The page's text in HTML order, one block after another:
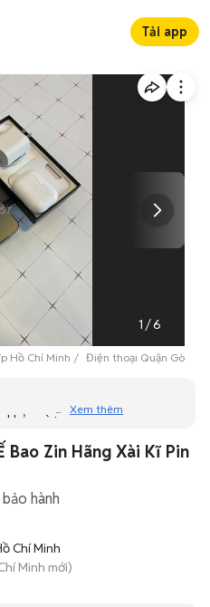
Tải app
1 /6
Hồ Chí Minh Điện thoại Quận Gò Vấp
và bạn không thể liên hệ
khảo thêm các tin đăng
Xem thêm
Bao Zin Hãng Xài Kĩ Pin
hành
Chí Minh
Minh mới)